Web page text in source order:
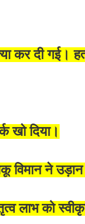
कर दी गई।
खो दिया।
ने उड़ान
लाभ को